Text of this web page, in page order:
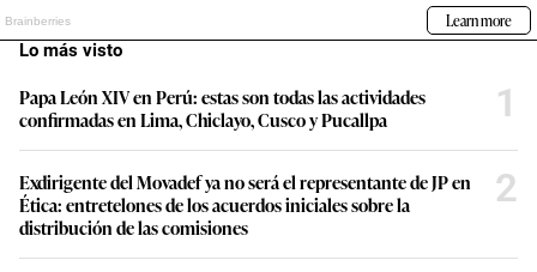
Lo más visto
Papa León XIV en Perú: estas son todas las actividades
confirmadas en Lima, Chiclayo, Cusco y Pucallpa
1
Exdirigente del Movadef ya no será el representante de JP en
Ética: entretelones de los acuerdos iniciales sobre la
distribución de las comisiones
2